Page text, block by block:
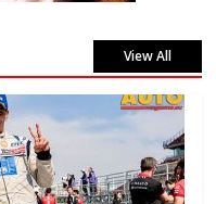
View All